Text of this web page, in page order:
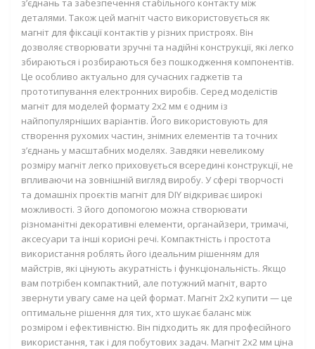
з’єднань та забезпечення стабільного контакту між
деталями. Також цей магніт часто використовується як
магніт для фіксації контактів у різних пристроях. Він
дозволяє створювати зручні та надійні конструкції, які легко
збираються і розбираються без пошкодження компонентів.
Це особливо актуально для сучасних гаджетів та
прототипування електронних виробів. Серед моделістів
магніт для моделей формату 2х2 мм є одним із
найпопулярніших варіантів. Його використовують для
створення рухомих частин, знімних елементів та точних
з’єднань у масштабних моделях. Завдяки невеликому
розміру магніт легко приховується всередині конструкції, не
впливаючи на зовнішній вигляд виробу. У сфері творчості
та домашніх проєктів магніт для DIY відкриває широкі
можливості. З його допомогою можна створювати
різноманітні декоративні елементи, органайзери, тримачі,
аксесуари та інші корисні речі. Компактність і простота
використання роблять його ідеальним рішенням для
майстрів, які цінують акуратність і функціональність. Якщо
вам потрібен компактний, але потужний магніт, варто
звернути увагу саме на цей формат. Магніт 2х2 купити — це
оптимальне рішення для тих, хто шукає баланс між
розміром і ефективністю. Він підходить як для професійного
використання, так і для побутових задач. Магніт 2х2 мм ціна